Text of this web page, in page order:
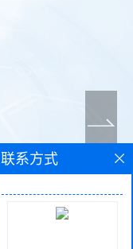
联系方式